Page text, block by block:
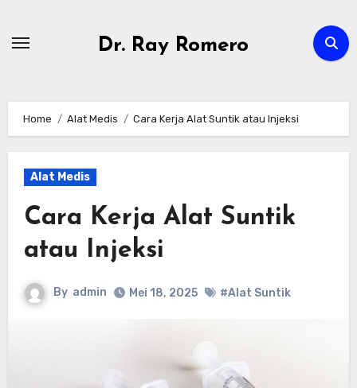
Dr. Ray Romero
Home Alat Medis Cara Kerja Alat Suntik atau Injeksi
Alat Medis
Cara Kerja Alat Suntik
atau Injeksi
By admin Mei 18, 2025 #Alat Suntik